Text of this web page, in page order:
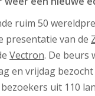
ruim 50
presentatie van de
Vectron. De beurs
en vrijdag
uit 110